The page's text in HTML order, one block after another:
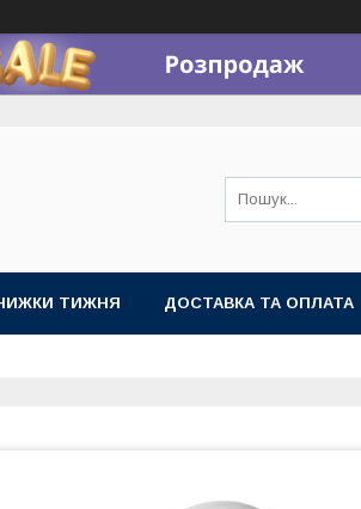
ТИЖНЯ ДОСТАВКА ТА ОПЛАТА